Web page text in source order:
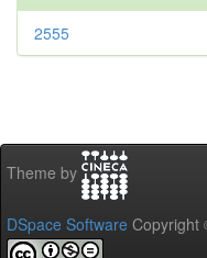
2555
Theme by
DSpace Software Copyright